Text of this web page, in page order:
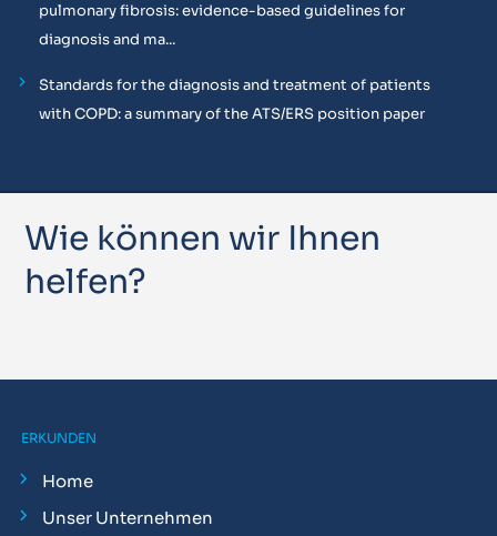
pulmonary fibrosis: evidence-based guidelines for
diagnosis and ma...
Standards for the diagnosis and treatment of patients
with COPD: a summary of the ATS/ERS position paper
Wie können wir Ihnen
helfen?
ERKUNDEN
Home
Unser Unternehmen